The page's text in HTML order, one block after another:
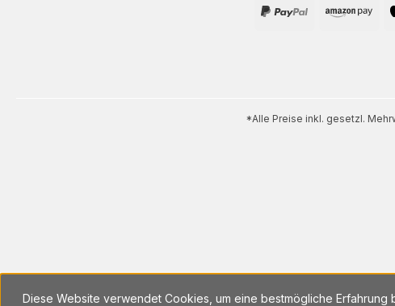
*Alle Preise inkl. gesetzl.
Diese Website verwendet Cookies, um eine bestmögliche Erfahrung